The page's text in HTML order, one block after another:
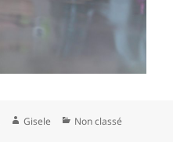
Auteur
Gisele Catégories
Non classé